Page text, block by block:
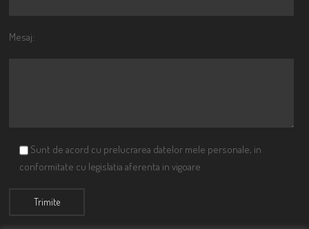
Mesaj:
Sunt de acord cu prelucrarea datelor mele personale, in
conformitate cu legislatia aferenta in vigoare